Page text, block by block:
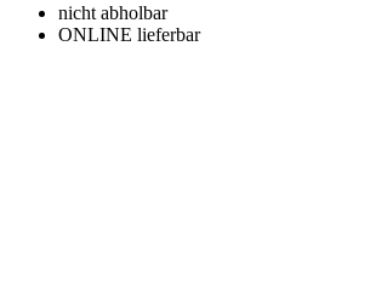
nicht abholbar
ONLINE lieferbar